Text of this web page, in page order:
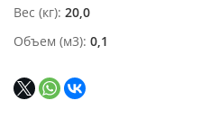
Вес (кг) 20,0
Объем (м3) 0,1